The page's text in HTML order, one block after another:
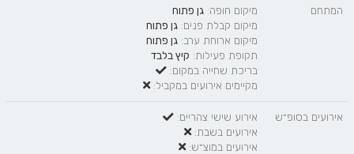
המתחם
מיקום חופה:גן פתוח
מיקום קבלת פנים:גן פתוח
מיקום ארוחת ערב:גן פתוח
תקופת פעילות: קיץ בלבד
בריכת שחייה במקום:
מקיימים אירועים במקביל:
אירועים בסופ״ש
אירוע שישי צהריים:
אירועים בשבת:
אירועים במוצ״ש: